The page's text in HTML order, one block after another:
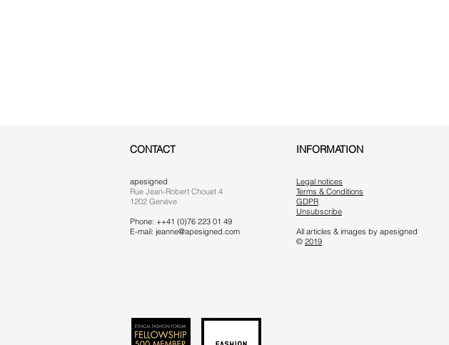
CONTACT
apesigned
Rue Jean-Robert Chouet 4
1202 Genève
Phone: ++41 (0)76 223 01 49
E-mail: jeanne@apesigned.com
INFORMATION
Legal notices
Terms & Conditions
GDPR
Unsubscribe
All articles & images by apesigned
© 2019